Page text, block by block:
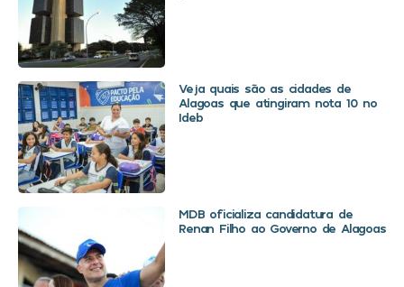
Veja quais são as cidades de
Alagoas que atingiram nota 10 no
Ideb
MDB oficializa candidatura de
Renan Filho ao Governo de Alagoas